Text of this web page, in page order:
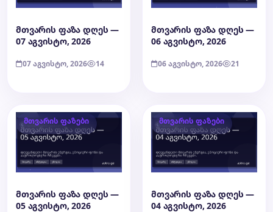
მთვარის ფაზა დღეს —
07 აგვისტო, 2026
07 აგვისტო, 2026 14
მთვარის ფაზა დღეს —
06 აგვისტო, 2026
06 აგვისტო, 2026 21
მთვარის ფაზები
მთვარის ფაზა დღეს —
05 აგვისტო, 2026
მთვარის ფაზები
მთვარის ფაზა დღეს —
04 აგვისტო, 2026